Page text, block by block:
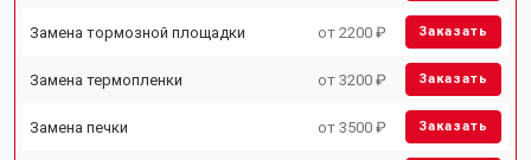
Замена тормозной площадки от 2200 ₽ Заказать
Замена термопленки от 3200 ₽ Заказать
Замена печки от 3500 ₽ Заказать